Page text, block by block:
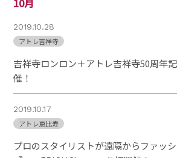
2019.10.28
アトレ吉祥寺
吉祥寺ロンロン＋アトレ吉祥寺50周年
催！
2019.10.17
アトレ恵比寿
プロのスタイリストが遠隔からファッ